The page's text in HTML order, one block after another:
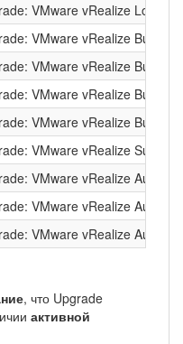
VMware vRealize Log
VMware vRealize
VMware vRealize
VMware vRealize
VMware vRealize
VMware vRealize Suite
VMware vRealize
VMware vRealize
VMware vRealize
, что Upgrade
активной